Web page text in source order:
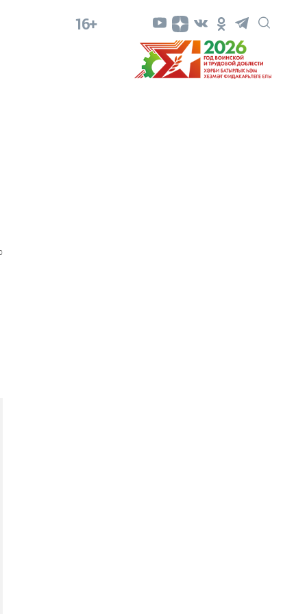
16+